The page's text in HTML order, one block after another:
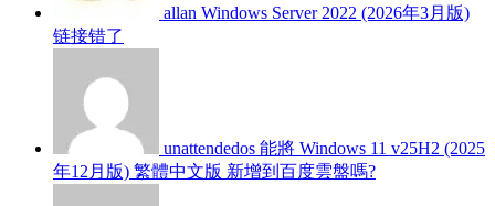
allan Windows Server 2022 (2026年3月版)
链接错了
unattendedos 能將 Windows 11 v25H2 (2025
年12月版) 繁體中文版 新增到百度雲盤嗎?